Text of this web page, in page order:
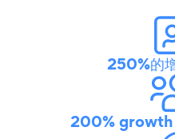
250%的
200% growth